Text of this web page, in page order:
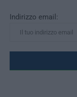
Indirizzo email: